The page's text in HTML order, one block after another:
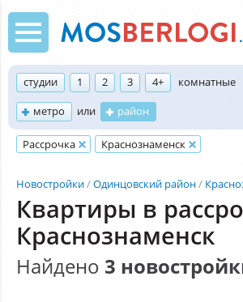
студии 1 2 3 4+
комнатные
метро
или район
Рассрочка Краснознаменск
Новостройки Одинцовский район
Квартиры в
Краснознаменск
Найдено 3